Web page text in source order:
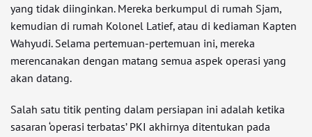
yang tidak diinginkan. Mereka berkumpul di rumah Sjam,
kemudian di rumah Kolonel Latief, atau di kediaman Kapten
Wahyudi. Selama pertemuan-pertemuan ini, mereka
merencanakan dengan matang semua aspek operasi yang
akan datang.
Salah satu titik penting dalam persiapan ini adalah ketika
sasaran ‘operasi terbatas’ PKI akhirnya ditentukan pada